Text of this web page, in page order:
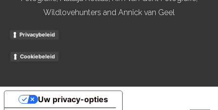
Wildlovehunters and Annick van Geel
Privacybeleid
Cookiebeleid
Uw privacy-opties